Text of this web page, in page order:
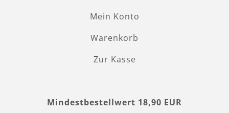
Mein Konto
Warenkorb
Zur Kasse
Mindestbestellwert 18,90 EUR